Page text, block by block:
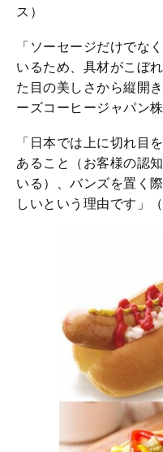
ス）
「ソーセージだけでな
いるため、具材がこぼ
た目の美しさから縦開
ーズコーヒージャパン株
「日本では上に切れ目
あること（お客様の認
いる）、バンズを置く
しいという理由です」